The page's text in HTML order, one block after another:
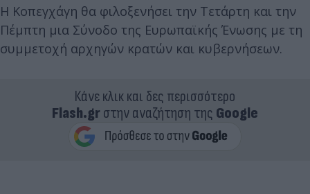
Η Κοπεγχάγη θα φιλοξενήσει την Τετάρτη και την
Πέμπτη μια Σύνοδο της Ευρωπαϊκής Ένωσης με τη
συμμετοχή αρχηγών κρατών και κυβερνήσεων.
Κάνε κλικ και δες περισσότερο
Flash.grστην αναζήτηση της Google